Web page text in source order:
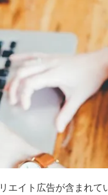
エイト広告が含まれて